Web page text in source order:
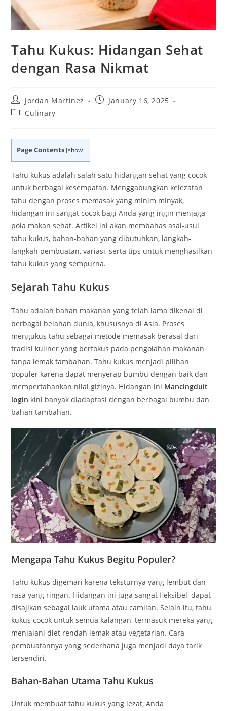
Tahu Kukus: Hidangan Sehat
dengan Rasa Nikmat
Post
author:
Jordan Martinez
PostJanuary 16, 2025
PostCulinary
Page Contents [show]
Tahu kukus adalah salah satu hidangan sehat yang cocok
untuk berbagai kesempatan. Menggabungkan kelezatan
tahu dengan proses memasak yang minim minyak,
hidangan ini sangat cocok bagi Anda yang ingin menjaga
pola makan sehat. Artikel ini akan membahas asal-usul
tahu kukus, bahan-bahan yang dibutuhkan, langkah-
langkah pembuatan, variasi, serta tips untuk menghasilkan
tahu kukus yang sempurna.
Sejarah Tahu Kukus
Tahu adalah bahan makanan yang telah lama dikenal di
berbagai belahan dunia, khususnya di Asia. Proses
mengukus tahu sebagai metode memasak berasal dari
tradisi kuliner yang berfokus pada pengolahan makanan
tanpa lemak tambahan. Tahu kukus menjadi pilihan
populer karena dapat menyerap bumbu dengan baik dan
mempertahankan nilai gizinya. Hidangan ini Mancingduit
login kini banyak diadaptasi dengan berbagai bumbu dan
bahan tambahan.
Mengapa Tahu Kukus Begitu Populer?
Tahu kukus digemari karena teksturnya yang lembut dan
rasa yang ringan. Hidangan ini juga sangat fleksibel, dapat
disajikan sebagai lauk utama atau camilan. Selain itu, tahu
kukus cocok untuk semua kalangan, termasuk mereka yang
menjalani diet rendah lemak atau vegetarian. Cara
pembuatannya yang sederhana juga menjadi daya tarik
tersendiri.
Bahan-Bahan Utama Tahu Kukus
Untuk membuat tahu kukus yang lezat, Anda